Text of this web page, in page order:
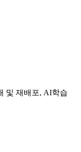
및 재배포, AI학습